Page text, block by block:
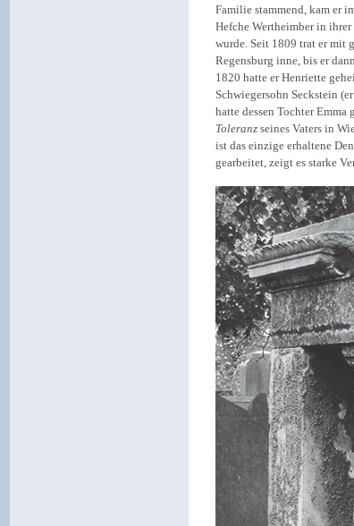
Familie stammend, kam er
Hefche Wertheimber in
wurde. Seit 1809 trat er mit
Regensburg inne, bis er
1820 hatte er Henriette
Schwiegersohn Seckstein
hatte dessen Tochter
Toleranz seines Vaters in
ist das einzige erhaltene
gearbeitet, zeigt es starke